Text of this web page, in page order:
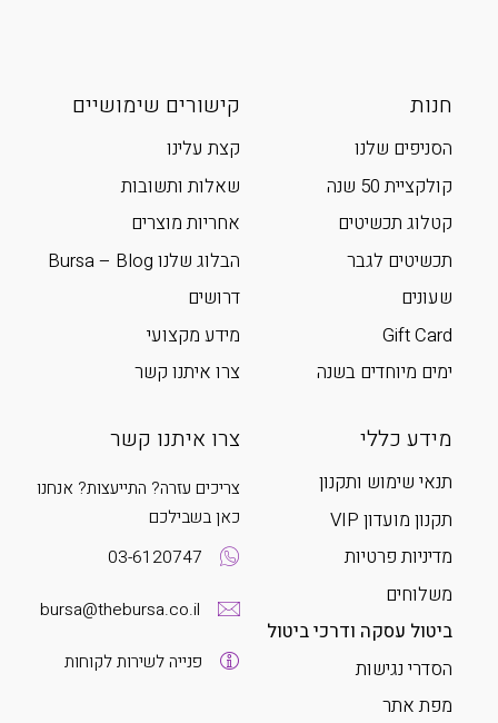
חנות
הסניפים שלנו
קולקציית 50 שנה
קטלוג תכשיטים
תכשיטים לגבר
שעונים
Gift Card
ימים מיוחדים בשנה
קישורים שימושיים
קצת עלינו
שאלות ותשובות
אחריות מוצרים
הבלוג שלנו Bursa – Blog
דרושים
מידע מקצועי
צרו איתנו קשר
מידע כללי
תנאי שימוש ותקנון
תקנון מועדון VIP
מדיניות פרטיות
משלוחים
ביטול עסקה ודרכי ביטול
הסדרי נגישות
מפת אתר
צרו איתנו קשר
צריכים עזרה? התייעצות? אנחנו
כאן בשבילכם
03-6120747
bursa@thebursa.co.il
פנייה לשירות לקוחות